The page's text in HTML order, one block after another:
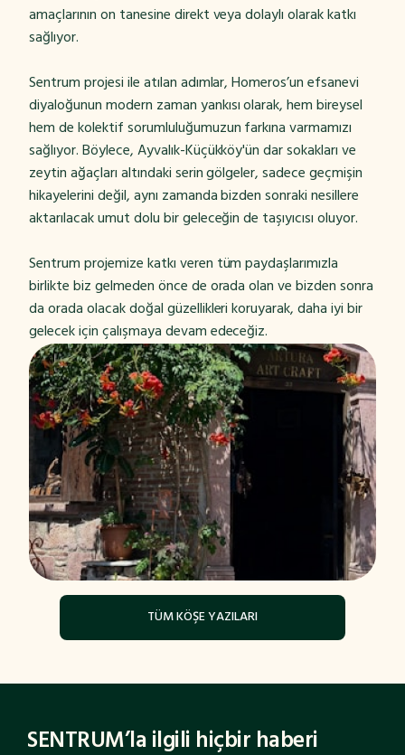
amaçlarının on tanesine direkt veya dolaylı olarak katkı
sağlıyor.
Sentrum projesi ile atılan adımlar, Homeros’un efsanevi
diyaloğunun modern zaman yankısı olarak, hem bireysel
hem de kolektif sorumluluğumuzun farkına varmamızı
sağlıyor. Böylece, Ayvalık-Küçükköy'ün dar sokakları ve
zeytin ağaçları altındaki serin gölgeler, sadece geçmişin
hikayelerini değil, aynı zamanda bizden sonraki nesillere
aktarılacak umut dolu bir geleceğin de taşıyıcısı oluyor.
Sentrum projemize katkı veren tüm paydaşlarımızla
birlikte biz gelmeden önce de orada olan ve bizden sonra
da orada olacak doğal güzellikleri koruyarak, daha iyi bir
gelecek için çalışmaya devam edeceğiz.
TÜM KÖŞE YAZILARI
SENTRUM’la ilgili hiçbir haberi